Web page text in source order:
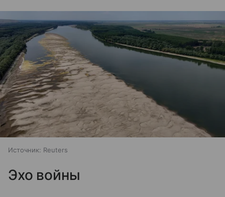
Источник: Reuters
Эхо войны